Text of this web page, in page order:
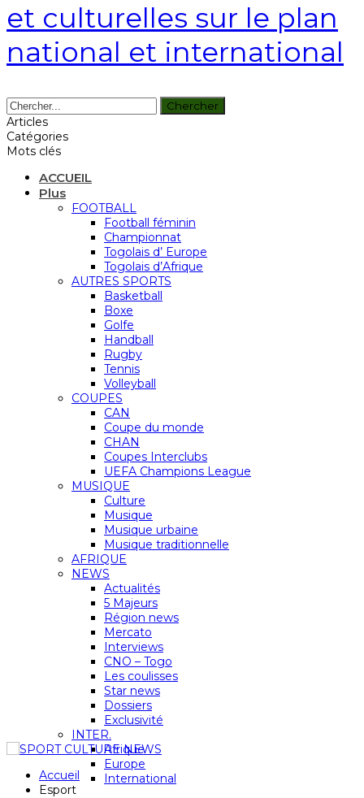
et culturelles sur le plan
national et international
Articles
Catégories
Mots clés
ACCUEIL
Plus
FOOTBALL
Football féminin
Championnat
Togolais d’ Europe
Togolais d’Afrique
AUTRES SPORTS
Basketball
Boxe
Golfe
Handball
Rugby
Tennis
Volleyball
COUPES
CAN
Coupe du monde
CHAN
Coupes Interclubs
UEFA Champions League
MUSIQUE
Culture
Musique
Musique urbaine
Musique traditionnelle
AFRIQUE
NEWS
Actualités
5 Majeurs
Région news
Mercato
Interviews
CNO – Togo
Les coulisses
Star news
Dossiers
Exclusivité
INTER.
Afrique
Europe
International
Accueil
Esport